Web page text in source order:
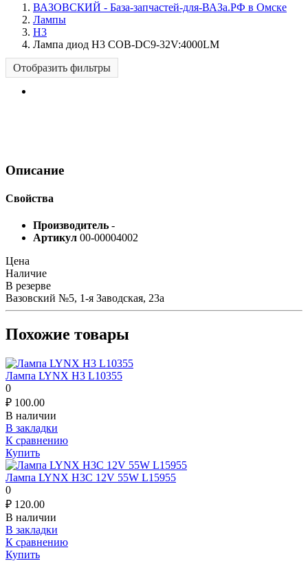
ВАЗОВСКИЙ - База-запчастей-для-ВАЗа.РФ в Омске
Лампы
H3
Лампа диод H3 COB-DC9-32V:4000LM
Отобразить фильтры
Описание
Свойства
Производитель -
Артикул 00-00004002
Цена
Наличие
В резерве
Вазовский №5, 1-я Заводская, 23а
Похожие товары
Лампа LYNX H3 L10355
0
₽ 100.00
В наличии
В закладки
К сравнению
Купить
Лампа LYNX H3C 12V 55W L15955
0
₽ 120.00
В наличии
В закладки
К сравнению
Купить